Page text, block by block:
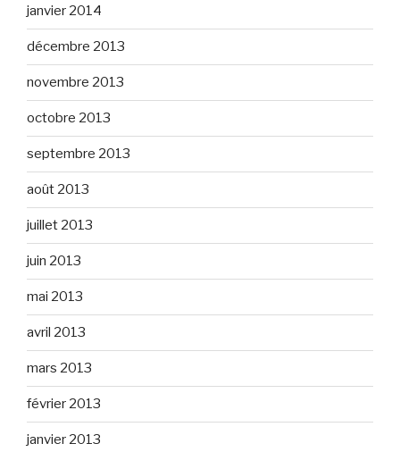
janvier 2014
décembre 2013
novembre 2013
octobre 2013
septembre 2013
août 2013
juillet 2013
juin 2013
mai 2013
avril 2013
mars 2013
février 2013
janvier 2013